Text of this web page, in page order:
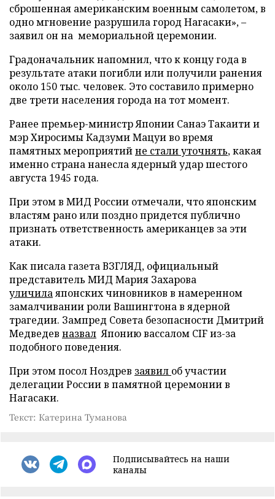
сброшенная американским военным самолетом, в
одно мгновение разрушила город Нагасаки», –
заявил он на мемориальной церемонии.
Градоначальник напомнил, что к концу года в
результате атаки погибли или получили ранения
около 150 тыс. человек. Это составило примерно
две трети населения города на тот момент.
Ранее премьер-министр Японии Санаэ Такаити и
мэр Хиросимы Кадзуми Мацуи во время
памятных мероприятийне стали уточнять, какая
именно страна нанесла ядерный удар шестого
августа 1945 года.
При этом в МИД России отмечали, что японским
властям рано или поздно придется публично
признать ответственность американцев за эти
атаки.
Как писала газета ВЗГЛЯД, официальный
представитель МИД Мария Захарова
уличилаяпонских чиновников в намеренном
замалчивании роли Вашингтона в ядерной
трагедии. Зампред Совета безопасности Дмитрий
Медведев назвал Японию вассалом CIF из-за
подобного поведения.
При этом посол Ноздрев заявил об участии
делегации России в памятной церемонии в
Нагасаки.
Текст: Катерина Туманова
Подписывайтесь на наши
каналы